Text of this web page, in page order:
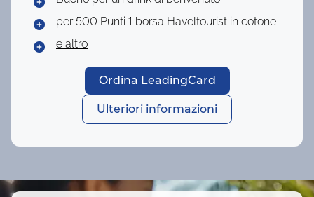
per 500 Punti 1 borsa Haveltourist in cotone
e altro
Ordina LeadingCard
Ulteriori informazioni